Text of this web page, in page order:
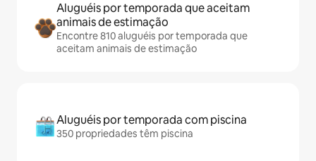
Aluguéis por temporada que aceitam
animais de estimação
Encontre 810 aluguéis por temporada que
aceitam animais de estimação
Aluguéis por temporada com piscina
350 propriedades têm piscina